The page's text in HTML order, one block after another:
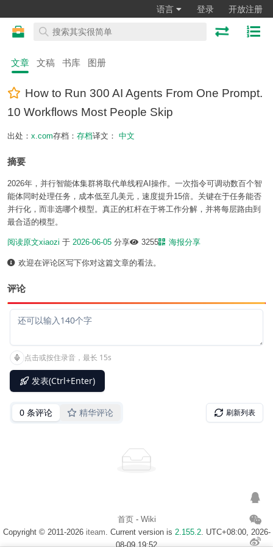
语言 登录 开放注册
文章 文稿 书库 图册
How to Run 300 AI Agents From One Prompt.
10 Workflows Most People Skip
出处： x.com存档： 存档译文： 中文
摘要
2026年，并行智能体集群将取代单线程AI操作。一次指令可调动数百个智
能体同时处理任务，成本低至几美元，速度提升15倍。关键在于任务能否
并行化，而非选哪个模型。真正的杠杆在于将工作分解，并将每层路由到
最合适的模型。
阅读原文xiaozi 于 2026-06-05 分享 3255 海报分享
欢迎在评论区写下你对这篇文章的看法。
评论
首页- Wiki
Copyright © 2011-2026 iteam. Current version is 2.155.2. UTC+08:00, 2026-
08-09 19:52